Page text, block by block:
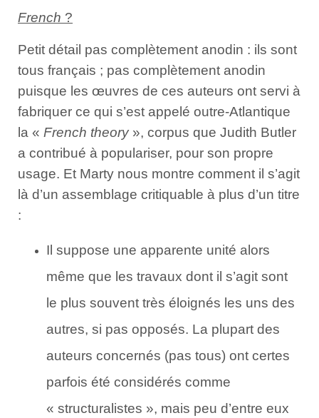
French ?
Petit détail pas complètement anodin : ils sont
tous français ; pas complètement anodin
puisque les œuvres de ces auteurs ont servi à
fa­briquer ce qui s’est appelé outre-Atlantique
la « French theo­ry », corpus que Judith Butler
a contribué à populariser, pour son propre
usage. Et Marty nous montre comment il s’agit
là d’un as­semblage critiquable à plus d’un titre
:
Il suppose une apparente unité alors
même que les travaux dont il s’agit sont
le plus souvent très éloignés les uns des
autres, si pas opposés. La plupart des
auteurs concernés (pas tous) ont certes
parfois été considérés comme
« structura­listes », mais peu d’entre eux